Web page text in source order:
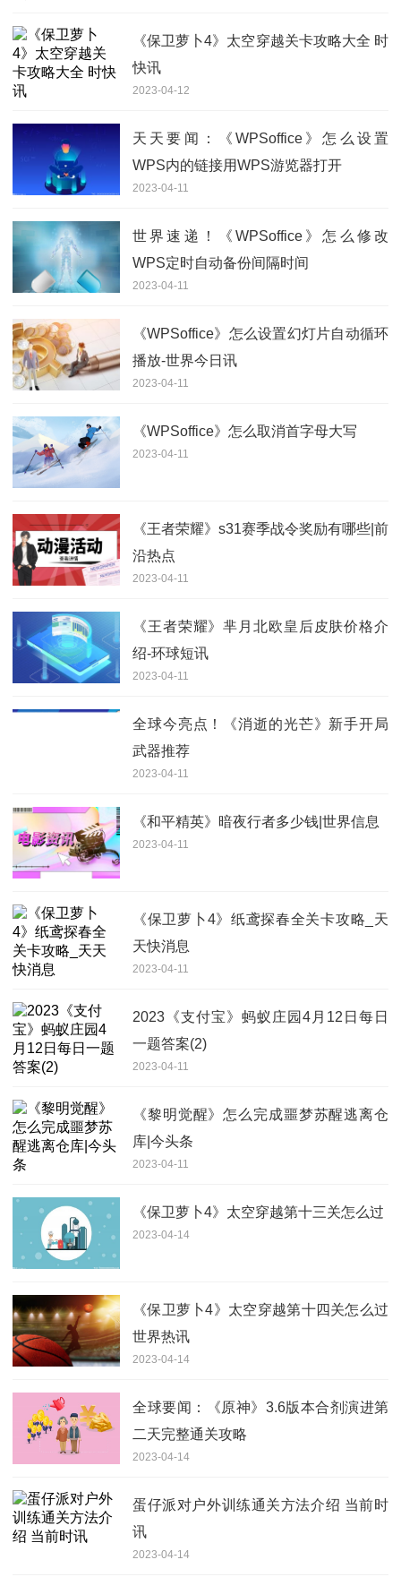
《保卫萝卜4》太空穿越关卡攻略大全 时
快讯
2023-04-12
天天要闻：《WPSoffice》怎么设置
WPS内的链接用WPS游览器打开
2023-04-11
世界速递！《WPSoffice》怎么修改
WPS定时自动备份间隔时间
2023-04-11
《WPSoffice》怎么设置幻灯片自动循环
播放-世界今日讯
2023-04-11
《WPSoffice》怎么取消首字母大写
2023-04-11
《王者荣耀》s31赛季战令奖励有哪些|前
沿热点
2023-04-11
《王者荣耀》芈月北欧皇后皮肤价格介
绍-环球短讯
2023-04-11
全球今亮点！《消逝的光芒》新手开局
武器推荐
2023-04-11
《和平精英》暗夜行者多少钱|世界信息
2023-04-11
《保卫萝卜4》纸鸢探春全关卡攻略_天
天快消息
2023-04-11
2023《支付宝》蚂蚁庄园4月12日每日
一题答案(2)
2023-04-11
《黎明觉醒》怎么完成噩梦苏醒逃离仓
库|今头条
2023-04-11
《保卫萝卜4》太空穿越第十三关怎么过
2023-04-14
《保卫萝卜4》太空穿越第十四关怎么过
世界热讯
2023-04-14
全球要闻：《原神》3.6版本合剂演进第
二天完整通关攻略
2023-04-14
蛋仔派对户外训练通关方法介绍 当前时
讯
2023-04-14